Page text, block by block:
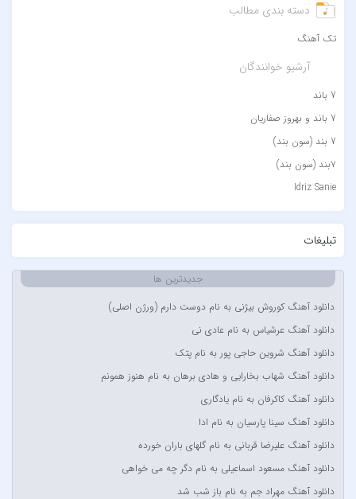
دسته بندی مطالب
تک آهنگ
آرشیو خوانندگان
7 باند
7 باند و بهروز صفاریان
7 بند (سون بند)
۷بند (سون بند)
Idriz Sanie
Tech N9ne و یاس
آبان
آبتین دابا
آبتین روحبخش داوران
آبتین یارا
آتوین
آدرین
آدوین
آدین
آر اس اچ
آراد
تبلیغات
جدیدترین ها
دانلود آهنگ کوروش بیژنی به نام دوست دارم (ورژن اصلی)
دانلود آهنگ عرشیاس به نام عادی نی
دانلود آهنگ شروین حاجی پور به نام پتک
دانلود آهنگ شهاب بخارایی و هادی برهان به نام هنوز همونم
دانلود آهنگ کاکرفان به نام یادگاری
دانلود آهنگ سینا پارسیان به نام ادا
دانلود آهنگ علیرضا قربانی به نام گلهای باران خورده
دانلود آهنگ مسعود اسماعیلی به نام دگر چه می خواهی
دانلود آهنگ مهراد جم به نام باز شب شد